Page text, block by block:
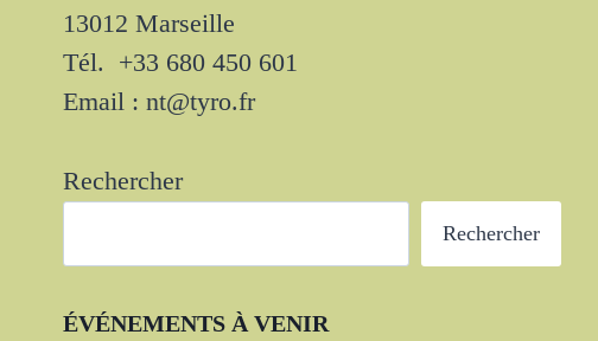
13012 Marseille
Tél. +33 680 450 601
Email : nt@tyro.fr
Rechercher
Rechercher
ÉVÉNEMENTS À VENIR